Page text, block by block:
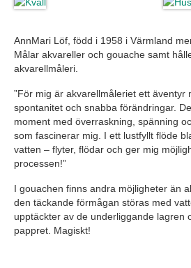
AnnMari Löf, född i 1958 i Värmland
Målar akvareller och gouache samt
akvarellmåleri.
”För mig är akvarellmåleriet ett äventyr
spontanitet och snabba förändringar.
moment med överraskning, spänning
som fascinerar mig. I ett lustfyllt flöde
vatten – flyter, flödar och ger mig
processen!”
I gouachen finns andra möjligheter än
den täckande förmågan störas med
upptäckter av de underliggande lagren
pappret. Magiskt!